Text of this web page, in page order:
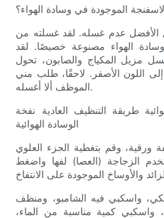
الموجودة في وسادة الهواء؟
الأفضل عدم غسله. لقد غسلته من
الهواء مصنوعة خصيصًا. لقد
مزيل المكياج والصابون، تحول
اللون الأصفر. لاحقًا، طلب مني
الموظف ألا أغسله.
طريقة التنظيف العادية نفخة
الوسادة الهوائية
وقم بتغطية الجزء العلوي
الزجاجة (العصا) لفها واضغط
واسكبي فيه الشامبو، ومنظف
واسكبي كمية مناسبة من الماء،